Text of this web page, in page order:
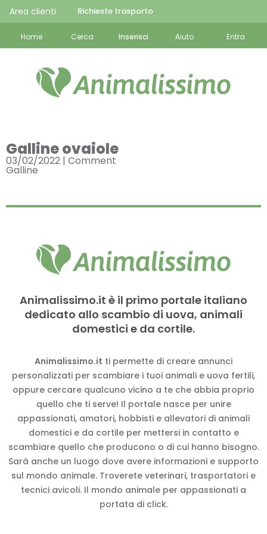
Area clienti Richieste trasporto
Home Cerca Inserisci Aiuto Entra
Galline ovaiole
03/02/2022 | Comment
Galline
Animalissimo.it è il primo portale italiano
dedicato allo scambio di uova, animali
domestici e da cortile.
Animalissimo.it ti permette di creare annunci
personalizzati per scambiare i tuoi animali e uova fertili,
oppure cercare qualcuno vicino a te che abbia proprio
quello che ti serve! Il portale nasce per unire
appassionati, amatori, hobbisti e allevatori di animali
domestici e da cortile per mettersi in contatto e
scambiare quello che producono o di cui hanno bisogno.
Sarà anche un luogo dove avere informazioni e supporto
sul mondo animale. Troverete veterinari, trasportatori e
tecnici avicoli. Il mondo animale per appassionati a
portata di click.